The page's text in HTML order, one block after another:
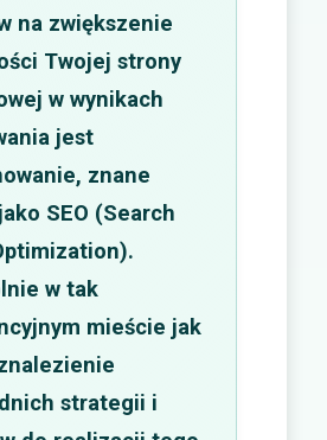
na zwiększenie
Twojej strony
w wynikach
jest
znane
SEO (Search
w tak
mieście jak
strategii i